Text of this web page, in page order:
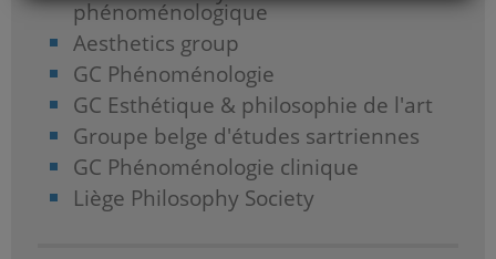
phénoménologique
Aesthetics group
GC Phénoménologie
GC Esthétique & philosophie de l'art
Groupe belge d'études sartriennes
GC Phénoménologie clinique
Liège Philosophy Society